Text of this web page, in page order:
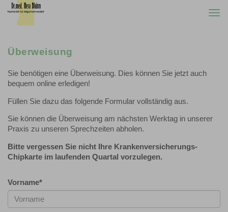
Überweisung
Sie benötigen eine Überweisung. Dies können Sie jetzt auch
bequem online erledigen!
Füllen Sie dazu das folgende Formular vollständig aus.
Sie können die Überweisung am nächsten Werktag in unserer
Praxis zu unseren Sprechzeiten abholen.
Bitte vergessen Sie nicht Ihre Krankenversicherungs-
Chipkarte im laufenden Quartal vorzulegen.
Vorname*